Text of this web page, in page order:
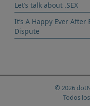
Let’s talk about .SEX
It’s A Happy Ever After
Dispute
© 2026
Todos